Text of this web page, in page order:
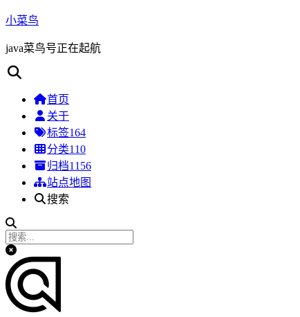
小菜鸟
java菜鸟号正在起航
首页
关于
标签164
分类110
归档1156
站点地图
搜索